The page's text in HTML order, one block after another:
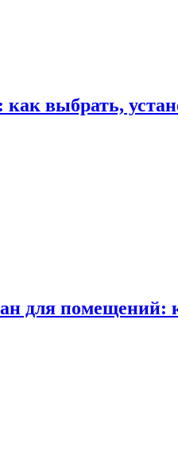
выбрать,
для помещений: